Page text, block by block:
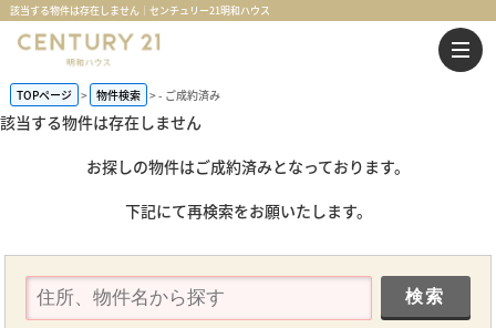
該当する物件は存在しません｜センチュリー21明和ハウス
TOPページ 物件検索 - ご成約済み
該当する物件は存在しません
お探しの物件はご成約済みとなっております。
下記にて再検索をお願いたします。